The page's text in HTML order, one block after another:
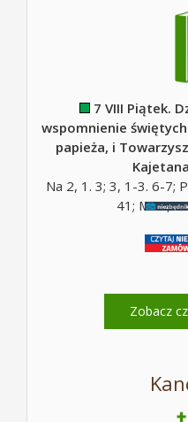
7 VIII Piątek.
wspomnienie
papieża, i
Na 2, 1. 3; 3, 1-3. 6-7;
41; Mt 5,
Zobacz